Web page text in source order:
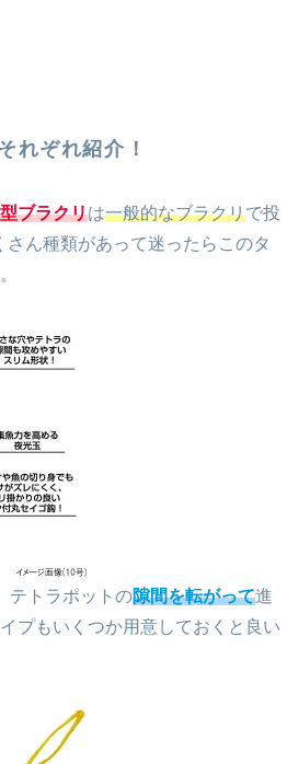
れぞれ紹介！
ブラクリは一般的なブラクリで投
ん種類があって迷ったらこのタ
テトラポットの隙間を転がって進
プもいくつか用意しておくと良い